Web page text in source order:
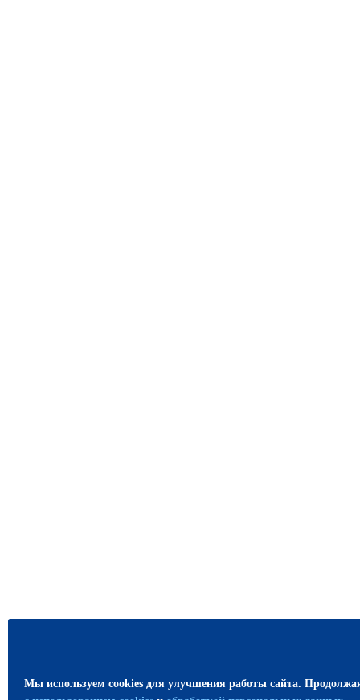
Мы используем cookies для улучшения работы сайта.